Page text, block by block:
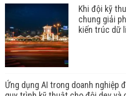
Khi đội kỹ
chung giải
kiến trúc dữ
Ứng dụng AI trong doanh nghiệp